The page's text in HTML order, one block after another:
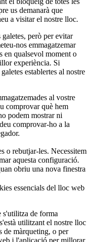
us demanarà que
a visitar el nostre lloc.
però per evitar
nos emmagatzemar
en qualsevol moment o
experiència. Si
establertes al nostre
al vostre
comprovar què hem
podem mostrar ni
comprovar-ho a la
o rebutjar-les. Necessitem
aquesta configuració.
obriu una nova finestra
essencials del lloc web
s'utilitza de forma
utilitzant el nostre lloc
de màrqueting, o per